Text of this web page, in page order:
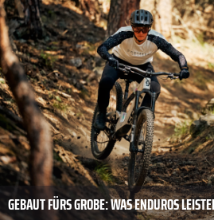
GEBAUT FÜRS GROBE: WAS ENDUROS